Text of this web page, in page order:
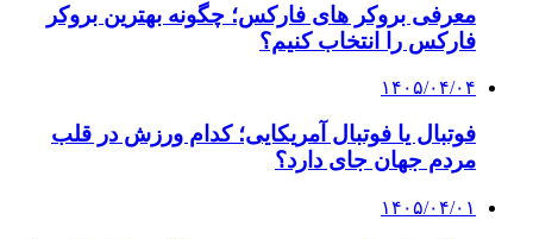
معرفی بروکر های فارکس؛ چگونه بهترین بروکر
فارکس را انتخاب کنیم؟
۱۴۰۵/۰۴/۰۴
فوتبال یا فوتبال آمریکایی؛ کدام ورزش در قلب
مردم جهان جای دارد؟
۱۴۰۵/۰۴/۰۱